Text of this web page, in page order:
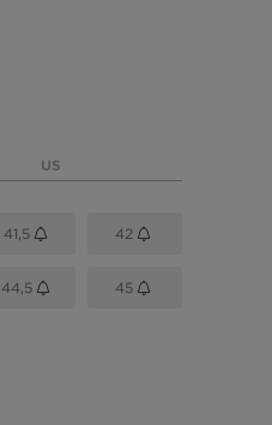
US
41,5 42
44,5 45